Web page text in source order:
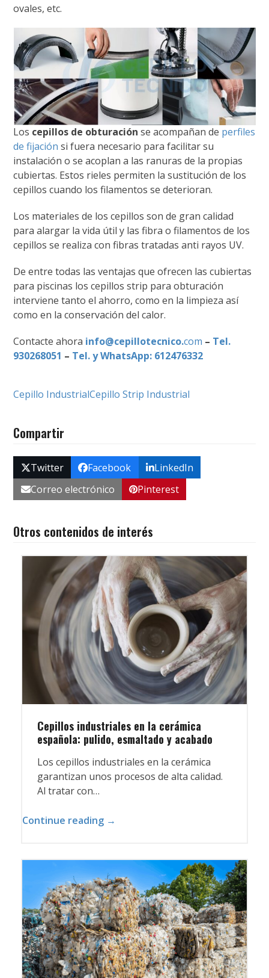
ovales, etc.
Los cepillos de obturaciónse acompañan de perfiles
de fijación si fuera necesario para facilitar su
instalación o se acoplan a las ranuras de la propias
cubiertas. Estos rieles permiten la sustitución de los
cepillos cuando los filamentos se deterioran.
Los materiales de los cepillos son de gran calidad
para alargar la vida útil y las fibra o filamentos de los
cepillos se realiza con fibras tratadas anti rayos UV.
De entre todas las ventajas que ofrecen las cubiertas
para piscinas los cepillos strip para obturación
interviene tanto el ahorro, como en la limpieza así
como en la conservación del calor.
Contacte ahora info@cepillotecnico.com – Tel.
930268051 – Tel. y WhatsApp: 612476332
Cepillo IndustrialCepillo Strip Industrial
Compartir
Twitter Facebook
LinkedIn
Correo electrónico
Pinterest
Otros contenidos de interés
Cepillos industriales en la cerámica
española: pulido, esmaltado y acabado
Los cepillos industriales en la cerámica
garantizan unos procesos de alta calidad.
Al tratar con…
Continue reading →